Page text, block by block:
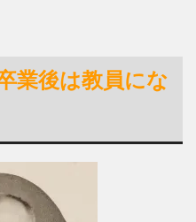
業後は教員にな